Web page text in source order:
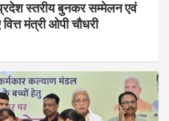
स्तरीय बुनकर सम्मेलन एवं
मंत्री ओपी चौधरी